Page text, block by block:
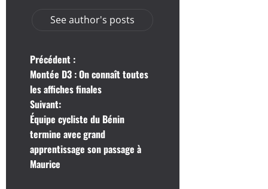
See author's posts
N
a
v
i
g
Précédent :
Montée D3 : On connaît toutes
les affiches finales
Suivant:
Équipe cycliste du Bénin
termine avec grand
apprentissage son passage à
Maurice